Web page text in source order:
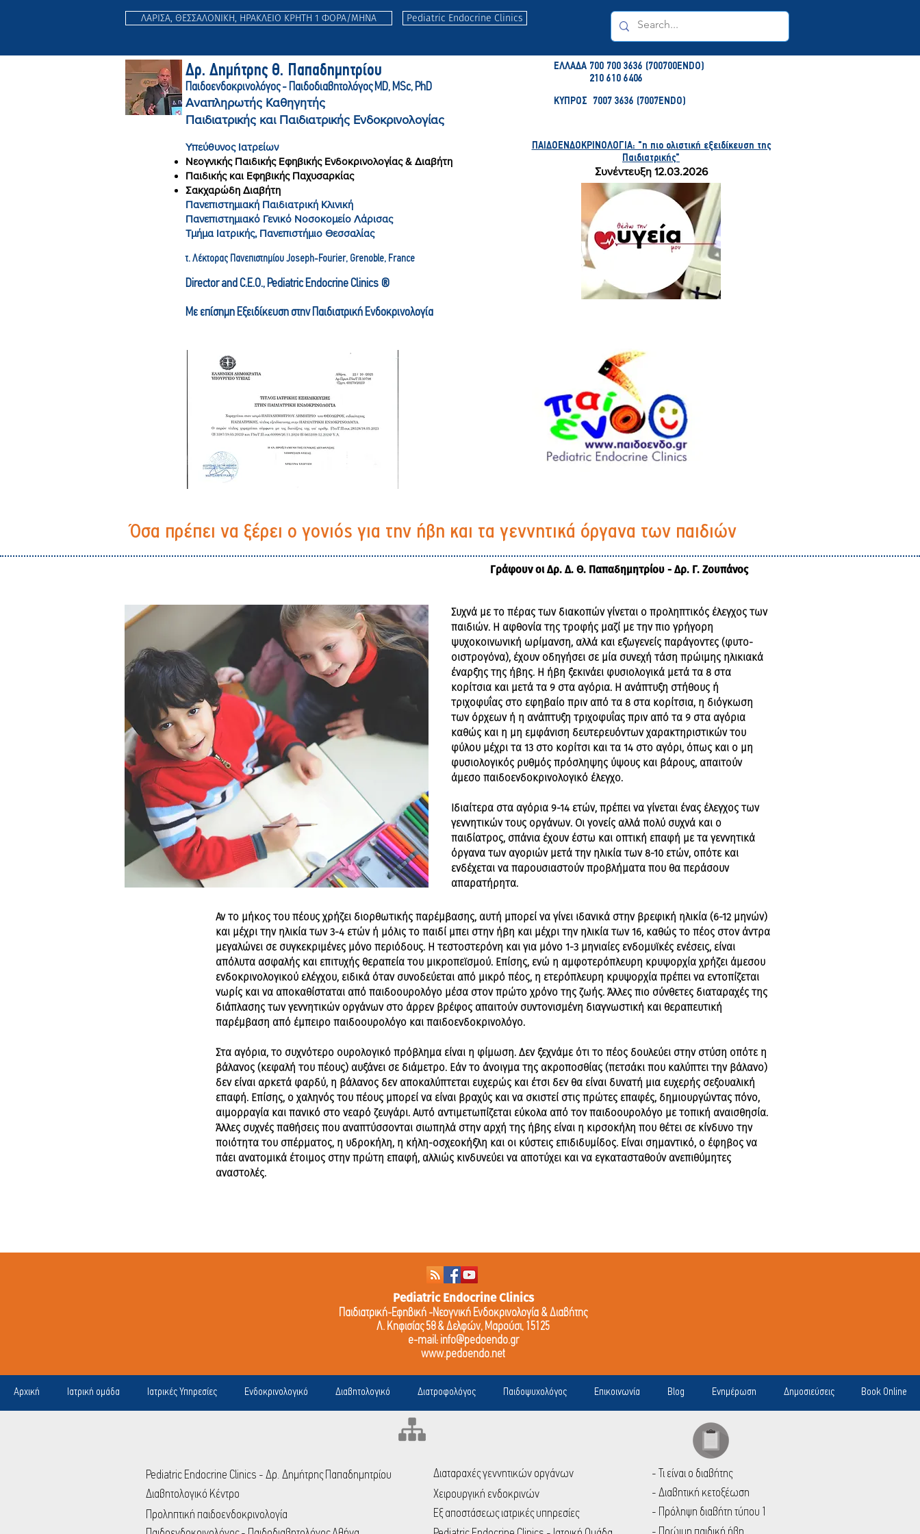
ΛΑΡΙΣΑ, ΘΕΣΣΑΛΟΝΙΚΗ, ΗΡΑΚΛΕΙΟ ΚΡΗΤΗ 1 ΦΟΡΑ/ΜΗΝΑ Pediatric Endocrine Clinics
ΕΛΛΑΔΑ 700 700 3636 (700700ENDO)
Δρ. Δημήτρης Θ. Παπαδημητρίου
Παιδοενδοκρινολόγος - Παιδοδιαβητολόγος MD, MSc, PhD
Αναπληρωτής Καθηγητής
Παιδιατρικής και Παιδιατρικής Ενδοκρινολογίας
Υπεύθυνος Ιατρείων
Νεογνικής Παιδικής Εφηβικής Ενδοκρινολογίας & Διαβήτη
Παιδικής και Εφηβικής Παχυσαρκίας
Σακχαρώδη Διαβήτη
Πανεπιστημιακή Παιδιατρική Κλινική
Πανεπιστημιακό Γενικό Νοσοκομείο Λάρισας
Τμήμα Ιατρικής, Πανεπιστήμιο Θεσσαλίας
τ. Λέκτορας Πανεπιστημίου Joseph-Fourier, Grenoble, France
Director and C.E.O., Pediatric Endocrine Clinics ®
Με επίσημη Εξειδίκευση στην Παιδιατρική Ενδοκρινολογία
210 610 6406
ΚΥΠΡΟΣ 7007 3636 (7007ENDO)
ΠΑΙΔΟΕΝΔΟΚΡΙΝΟΛΟΓΙΑ: "η πιο ολιστική εξειδίκευση της
Παιδιατρικής"
Συνέντευξη 12.03.2026
Όσα πρέπει να ξέρει ο γονιός για την ήβη και τα γεννητικά όργανα των παιδιών
Γράφουν οι Δρ. Δ. Θ. Παπαδημητρίου - Δρ. Γ. Ζουπάνος
Συχνά με το πέρας των διακοπών γίνεται ο προληπτικός έλεγχος των
παιδιών. Η αφθονία της τροφής μαζί με την πιο γρήγορη
ψυχοκοινωνική ωρίμανση, αλλά και εξωγενείς παράγοντες (φυτο-
οιστρογόνα), έχουν οδηγήσει σε μία συνεχή τάση πρώιμης ηλικιακά
έναρξης της ήβης. Η ήβη ξεκινάει φυσιολογικά μετά τα 8 στα
κορίτσια και μετά τα 9 στα αγόρια. Η ανάπτυξη στήθους ή
τριχοφυΐας στο εφηβαίο πριν από τα 8 στα κορίτσια, η διόγκωση
των όρχεων ή η ανάπτυξη τριχοφυΐας πριν από τα 9 στα αγόρια
καθώς και η μη εμφάνιση δευτερευόντων χαρακτηριστικών του
φύλου μέχρι τα 13 στο κορίτσι και τα 14 στο αγόρι, όπως και ο μη
φυσιολογικός ρυθμός πρόσληψης ύψους και βάρους, απαιτούν
άμεσο παιδοενδοκρινολογικό έλεγχο.
Ιδιαίτερα στα αγόρια 9-14 ετών, πρέπει να γίνεται ένας έλεγχος των
γεννητικών τους οργάνων. Οι γονείς αλλά πολύ συχνά και ο
παιδίατρος, σπάνια έχουν έστω και οπτική επαφή με τα γεννητικά
όργανα των αγοριών μετά την ηλικία των 8-10 ετών, οπότε και
ενδέχεται να παρουσιαστούν προβλήματα που θα περάσουν
απαρατήρητα.
Αν το μήκος του πέους χρήζει διορθωτικής παρέμβασης, αυτή μπορεί να γίνει ιδανικά στην βρεφική ηλικία (6-12 μηνών)
και μέχρι την ηλικία των 3-4 ετών ή μόλις το παιδί μπει στην ήβη και μέχρι την ηλικία των 16, καθώς το πέος στον άντρα
μεγαλώνει σε συγκεκριμένες μόνο περιόδους. Η τεστοστερόνη και για μόνο 1-3 μηνιαίες ενδομυϊκές ενέσεις, είναι
απόλυτα ασφαλής και επιτυχής θεραπεία του μικροπεϊσμού. Επίσης, ενώ η αμφοτερόπλευρη κρυψορχία χρήζει άμεσου
ενδοκρινολογικού ελέγχου, ειδικά όταν συνοδεύεται από μικρό πέος, η ετερόπλευρη κρυψορχία πρέπει να εντοπίζεται
νωρίς και να αποκαθίσταται από παιδοουρολόγο μέσα στον πρώτο χρόνο της ζωής. Άλλες πιο σύνθετες διαταραχές της
διάπλασης των γεννητικών οργάνων στο άρρεν βρέφος απαιτούν συντονισμένη διαγνωστική και θεραπευτική
παρέμβαση από έμπειρο παιδοουρολόγο και παιδοενδοκρινολόγο.
Στα αγόρια, το συχνότερο ουρολογικό πρόβλημα είναι η φίμωση. Δεν ξεχνάμε ότι το πέος δουλεύει στην στύση οπότε η
βάλανος (κεφαλή του πέους) αυξάνει σε διάμετρο. Εάν το άνοιγμα της ακροποσθίας (πετσάκι που καλύπτει την βάλανο)
δεν είναι αρκετά φαρδύ, η βάλανος δεν αποκαλύπτεται ευχερώς και έτσι δεν θα είναι δυνατή μια ευχερής σεξουαλική
επαφή. Επίσης, ο χαληνός του πέους μπορεί να είναι βραχύς και να σκιστεί στις πρώτες επαφές, δημιουργώντας πόνο,
αιμορραγία και πανικό στο νεαρό ζευγάρι. Αυτό αντιμετωπίζεται εύκολα από τον παιδοουρολόγο με τοπική αναισθησία.
Άλλες συχνές παθήσεις που αναπτύσσονται σιωπηλά στην αρχή της ήβης είναι η κιρσοκήλη που θέτει σε κίνδυνο την
ποιότητα του σπέρματος, η υδροκήλη, η κήλη-οσχεοκήξλη και οι κύστεις επιδιδυμίδος. Είναι σημαντικό, ο έφηβος να
πάει ανατομικά έτοιμος στην πρώτη επαφή, αλλιώς κινδυνεύει να αποτύχει και να εγκατασταθούν ανεπιθύμητες
αναστολές.
Pediatric Endocrine Clinics
Παιδιατρική-Εφηβική -Νεογνική Ενδοκρινολογία & Διαβήτης
Λ. Κηφισίας 58 & Δελφών, Μαρούσι, 15125
e-mail: info@pedoendo.gr
www.pedoendo.net
Αρχική Ιατρική ομάδα Ιατρικές Υπηρεσίες Ενδοκρινολογικό Διαβητολογικό Διατροφολόγος Παιδοψυχολόγος Επικοινωνία Blog Ενημέρωση Δημοσιεύσεις Book Online
Pediatric Endocrine Clinics - Δρ. Δημήτρης Παπαδημητρίου
Διαταραχές γεννητικών οργάνων
Διαβητολογικό Κέντρο
Προληπτική παιδοενδοκρινολογία
Χειρουργική ενδοκρινών
Εξ αποστάσεως ιατρικές υπηρεσίες
- Τι είναι ο διαβήτης
- Διαβητική κετοξέωση
- Πρόληψη διαβήτη τύπου 1